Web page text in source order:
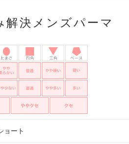
解決メンズパーマ
ョート